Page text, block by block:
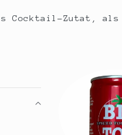
Zutat, als